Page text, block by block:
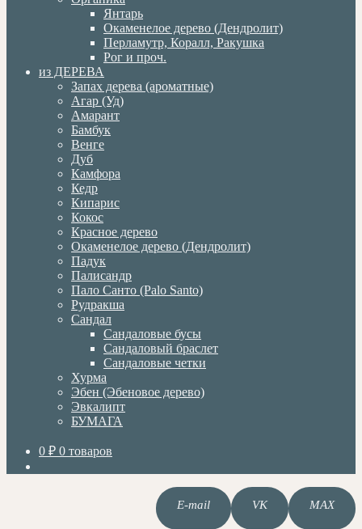
Янтарь
Окаменелое дерево (Дендролит)
Перламутр, Коралл, Ракушка
Рог и проч.
из ДЕРЕВА
Запах дерева (ароматные)
Агар (Уд)
Амарант
Бамбук
Венге
Дуб
Камфора
Кедр
Кипарис
Кокос
Красное дерево
Окаменелое дерево (Дендролит)
Падук
Палисандр
Пало Санто (Palo Santo)
Рудракша
Сандал
Сандаловые бусы
Сандаловый браслет
Сандаловые четки
Хурма
Эбен (Эбеновое дерево)
Эвкалипт
БУМАГА
0 ₽ 0 товаров
E-mail VK MAX